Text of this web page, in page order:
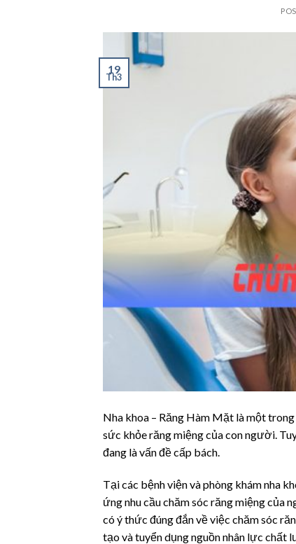
19
Th3
Nha khoa – Răng Hàm Mặt là một
sức khỏe răng miệng của con người.
đang là vấn đề cấp bách.
Tại các bệnh viện và phòng khám nha
ứng nhu cầu chăm sóc răng miệng của
có ý thức đúng đắn về việc chăm sóc
tạo và tuyển dụng nguồn nhân lực chất